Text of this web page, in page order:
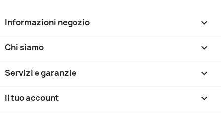
Informazioni negozio keyboard_arrow_down
Chi siamo 
Servizi e garanzie 
Il tuo account 